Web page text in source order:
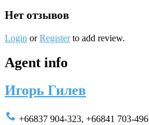
Нет отзывов
Login or Register to add review.
Agent info
Игорь Гилев
+66837 904-323, +66841 703-496